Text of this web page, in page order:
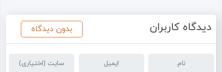
ویدئو
دیدگاه کاربران بدون دیدگاه